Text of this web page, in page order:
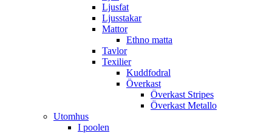
Ljusfat
Ljusstakar
Mattor
Ethno matta
Tavlor
Texilier
Kuddfodral
Överkast
Överkast Stripes
Överkast Metallo
Utomhus
I poolen